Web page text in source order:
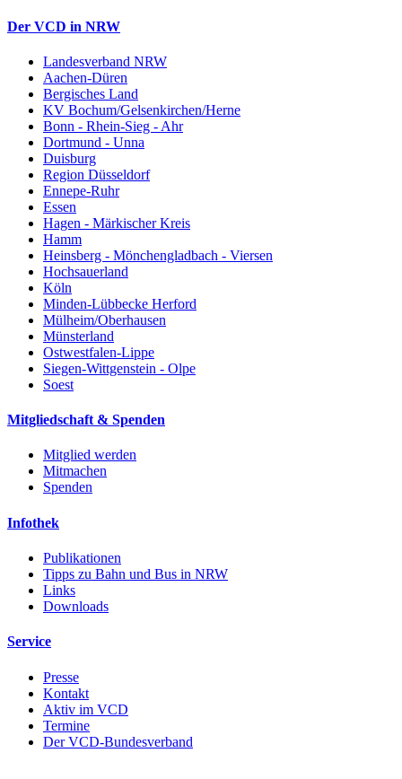
Der VCD in NRW
Landesverband NRW
Aachen-Düren
Bergisches Land
KV Bochum/Gelsenkirchen/Herne
Bonn - Rhein-Sieg - Ahr
Dortmund - Unna
Duisburg
Region Düsseldorf
Ennepe-Ruhr
Essen
Hagen - Märkischer Kreis
Hamm
Heinsberg - Mönchengladbach - Viersen
Hochsauerland
Köln
Minden-Lübbecke Herford
Mülheim/Oberhausen
Münsterland
Ostwestfalen-Lippe
Siegen-Wittgenstein - Olpe
Soest
Mitgliedschaft & Spenden
Mitglied werden
Mitmachen
Spenden
Infothek
Publikationen
Tipps zu Bahn und Bus in NRW
Links
Downloads
Service
Presse
Kontakt
Aktiv im VCD
Termine
Der VCD-Bundesverband